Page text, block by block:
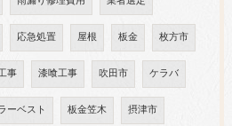
応急処置 屋根 板金 枚方市
事 漆喰工事 吹田市 ケラバ
ーベスト 板金笠木 摂津市